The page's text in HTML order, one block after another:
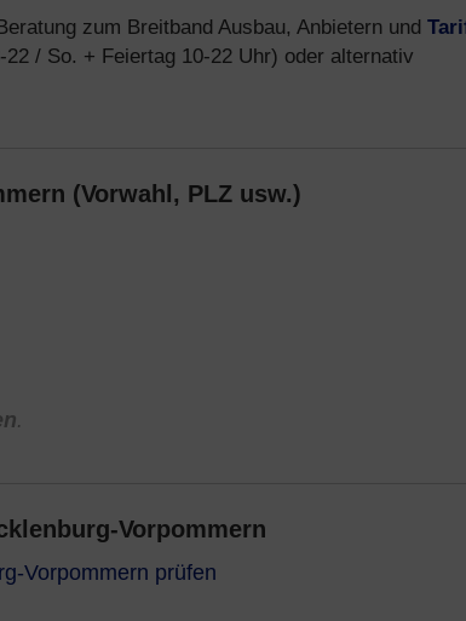
zum Breitband Ausbau, Anbietern und
/ So. + Feiertag 10-22 Uhr) oder alternativ
(Vorwahl, PLZ usw.)
.
Vorpommern
Vorpommern prüfen